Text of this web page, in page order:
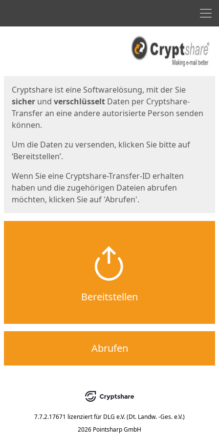
Cryptshare ist eine Softwarelösung, mit der Sie
sicher und verschlüsselt Daten per Cryptshare-
Transfer an eine andere autorisierte Person senden
können.
Um die Daten zu versenden, klicken Sie bitte auf
‘Bereitstellen’.
Wenn Sie eine Cryptshare-Transfer-ID erhalten
haben und die zugehörigen Dateien abrufen
möchten, klicken Sie auf 'Abrufen'.
Bereitstellen
Abrufen
7.7.2.17671 lizenziert für DLG e.V. (Dt. Landw. -Ges. e.V.)
2026 Pointsharp GmbH